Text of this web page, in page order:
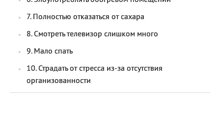
7. Полностью отказаться от сахара
8. Смотреть телевизор слишком много
9. Мало спать
10. Страдать от стресса из-за отсутствия
организованности